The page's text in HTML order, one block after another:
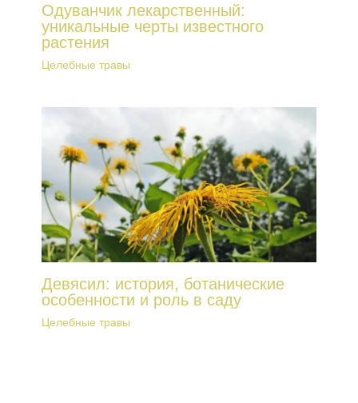
Одуванчик лекарственный:
уникальные черты известного
растения
Целебные травы
Девясил: история, ботанические
особенности и роль в саду
Целебные травы